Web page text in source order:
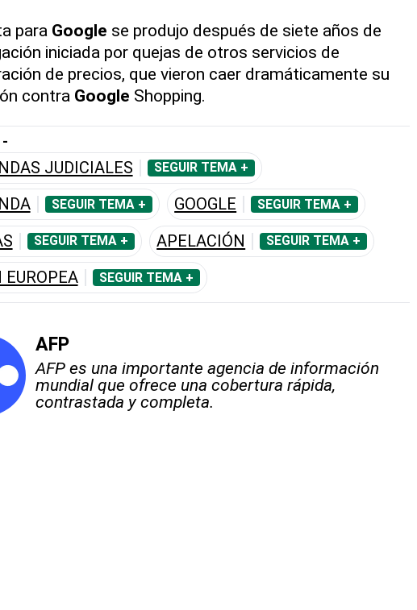
para Google se produjo después de siete años de
iniciada por quejas de otros servicios de
de precios, que vieron caer dramáticamente su
contra Google Shopping.
JUDICIALES SEGUIR TEMA +
SEGUIR TEMA + GOOGLE SEGUIR TEMA +
SEGUIR TEMA + APELACIÓN SEGUIR TEMA +
EUROPEA SEGUIR TEMA +
AFP
AFP es una importante agencia de información
mundial que ofrece una cobertura rápida,
contrastada y completa.